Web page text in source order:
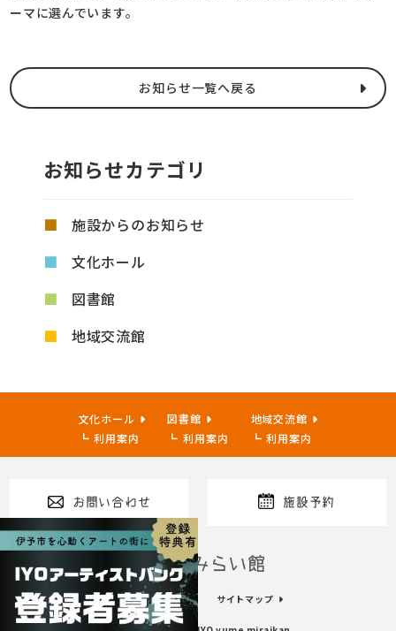
ーマに選んでいます。
お知らせ一覧へ戻る
お知らせカテゴリ
施設からのお知らせ
文化ホール
図書館
地域交流館
文化ホール
利用案内
図書館
利用案内
地域交流館
利用案内
お問い合わせ 施設予約
指定管理者 プライバシーポリシー サイトマップ